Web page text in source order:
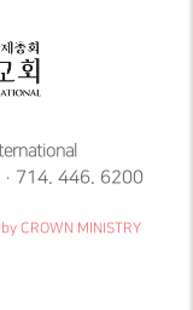
714. 446. 6200
CROWN MINISTRY